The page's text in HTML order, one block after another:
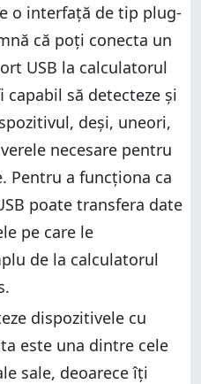
o interfață de tip plug-
că poți conecta un
USB la calculatorul
să detecteze și
deși, uneori,
necesare pentru
Pentru a funcționa ca
poate transfera date
pe care le
de la calculatorul
dispozitivele cu
este una dintre cele
sale, deoarece îți